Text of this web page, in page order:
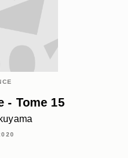
- Tome 15